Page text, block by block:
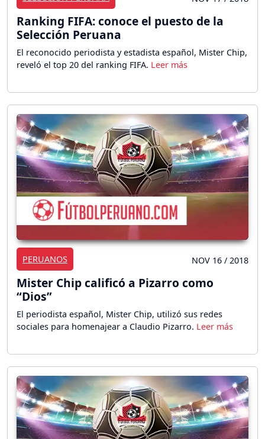
Ranking FIFA: conoce el puesto de la
Selección Peruana
El reconocido periodista y estadista español, Mister Chip,
reveló el top 20 del ranking FIFA.
PERUANOS NOV 16 / 2018
Mister Chip calificó a Pizarro como
“Dios”
El periodista español, Mister Chip, utilizó sus redes
sociales para homenajear a Claudio Pizarro.